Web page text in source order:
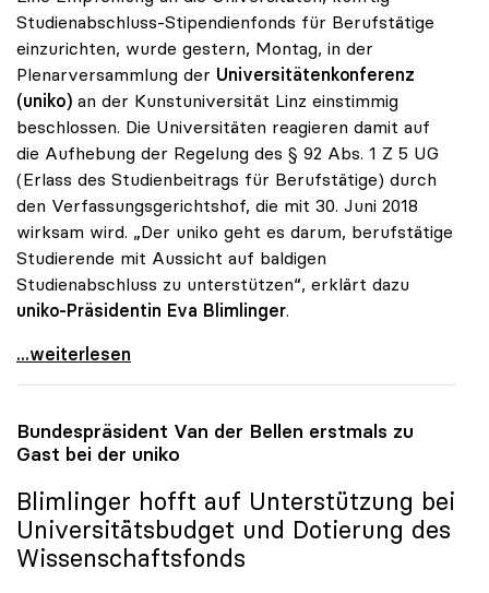
Studienabschluss-Stipendienfonds für Berufstätige
einzurichten, wurde gestern, Montag, in der
Plenarversammlung der Universitätenkonferenz
(uniko) an der Kunstuniversität Linz einstimmig
beschlossen. Die Universitäten reagieren damit auf
die Aufhebung der Regelung des § 92 Abs. 1 Z 5 UG
(Erlass des Studienbeitrags für Berufstätige) durch
den Verfassungsgerichtshof, die mit 30. Juni 2018
wirksam wird. „Der uniko geht es darum, berufstätige
Studierende mit Aussicht auf baldigen
Studienabschluss zu unterstützen“, erklärt dazu
uniko-Präsidentin Eva Blimlinger.
uniko-Empfehlung zu Studienbeiträgen von
...weiterlesen
Bundespräsident Van der Bellen erstmals zu
Gast bei der uniko
Blimlinger hofft auf Unterstützung bei
Universitätsbudget und Dotierung des
Wissenschaftsfonds